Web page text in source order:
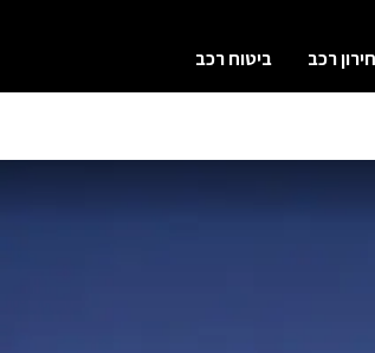
רכב ביטוח רכב